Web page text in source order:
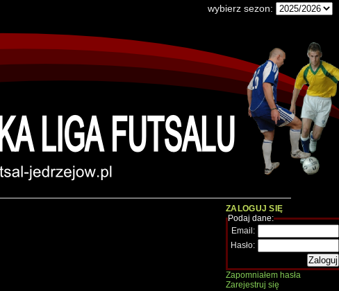
wybierz sezon:
ZALOGUJ SIĘ
Podaj dane:
Email:
Hasło:
Zapomniałem hasła
Zarejestruj się